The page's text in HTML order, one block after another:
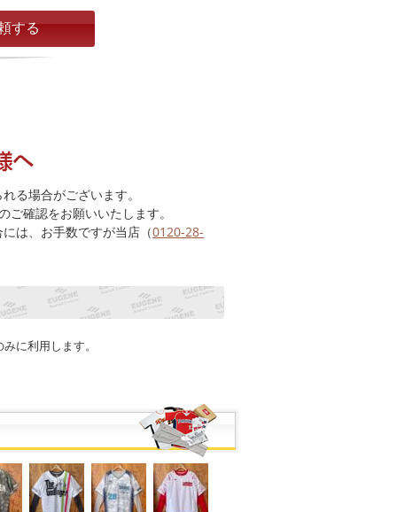
る場合がございます。
確認をお願いいたします。
は、お手数ですが当店（0120-28-
に利用します。